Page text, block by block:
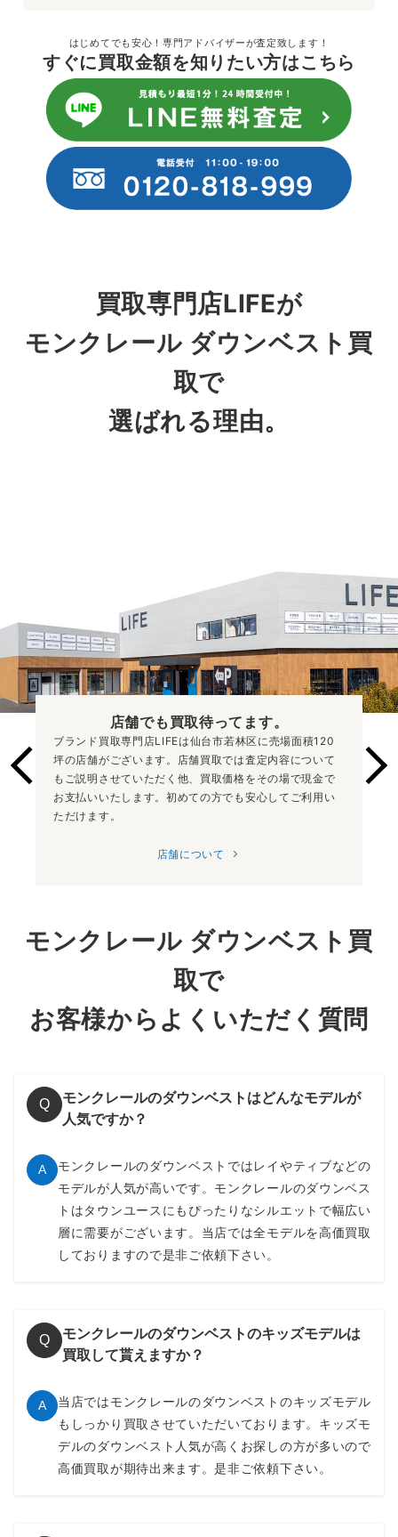
はじめてでも安心！専門アドバイザーが査定致します！
すぐに買取金額を知りたい方はこちら
買取専門店LIFEが
モンクレール ダウンベスト買
取で
選ばれる理由。
店舗でも買取待ってます。
ブランド買取専門店LIFEは仙台市若林区に売場面積120
坪の店舗がございます。店舗買取では査定内容について
もご説明させていただく他、買取価格をその場で現金で
お支払いいたします。初めての方でも安心してご利用い
ただけます。
店舗について
モンクレール ダウンベスト買
取で
お客様からよくいただく質問
Q
モンクレールのダウンベストはどんなモデルが
人気ですか？
A
モンクレールのダウンベストではレイやティブなどの
モデルが人気が高いです。モンクレールのダウンベス
トはタウンユースにもぴったりなシルエットで幅広い
層に需要がございます。当店では全モデルを高価買取
しておりますので是非ご依頼下さい。
Q
モンクレールのダウンベストのキッズモデルは
買取して貰えますか？
A
当店ではモンクレールのダウンベストのキッズモデル
もしっかり買取させていただいております。キッズモ
デルのダウンベスト人気が高くお探しの方が多いので
高価買取が期待出来ます。是非ご依頼下さい。